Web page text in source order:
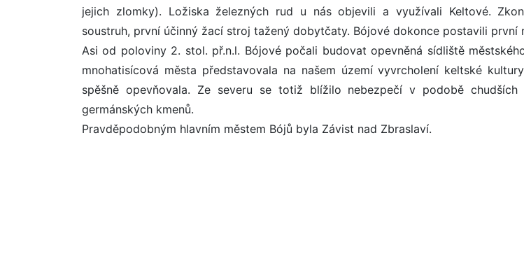
jejich zlomky). Ložiska železných rud u nás objevili a využívali Keltové.
soustruh, první účinný žací stroj tažený dobytčaty. Bójové dokonce postavili první
Asi od poloviny 2. stol. př.n.l. Bójové počali budovat opevněná sídliště
mnohatisícová města představovala na našem území vyvrcholení keltské
spěšně opevňovala. Ze severu se totiž blížilo nebezpečí v podobě chudších
germánských kmenů.
Pravděpodobným hlavním městem Bójů byla Závist nad Zbraslaví.